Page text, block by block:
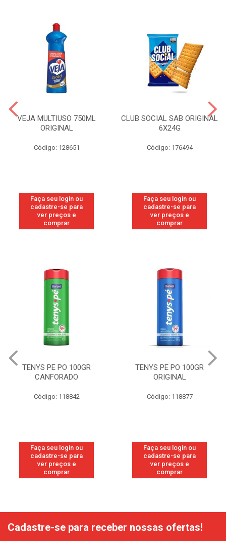
VEJA MULTIUSO 750ML
ORIGINAL
Código: 128651
Faça seu login ou
cadastre-se para
ver preços e
comprar
CLUB SOCIAL SAB ORIGINAL
6X24G
Código: 176494
Faça seu login ou
cadastre-se para
ver preços e
comprar
TENYS PE PO 100GR
ORIGINAL
Código: 118877
Faça seu login ou
cadastre-se para
ver preços e
comprar
TENYS PE PO 100GR
WOMAN
Código: 219800
Faça seu login ou
cadastre-se para
ver preços e
comprar
Cadastre-se para receber nossas ofertas!